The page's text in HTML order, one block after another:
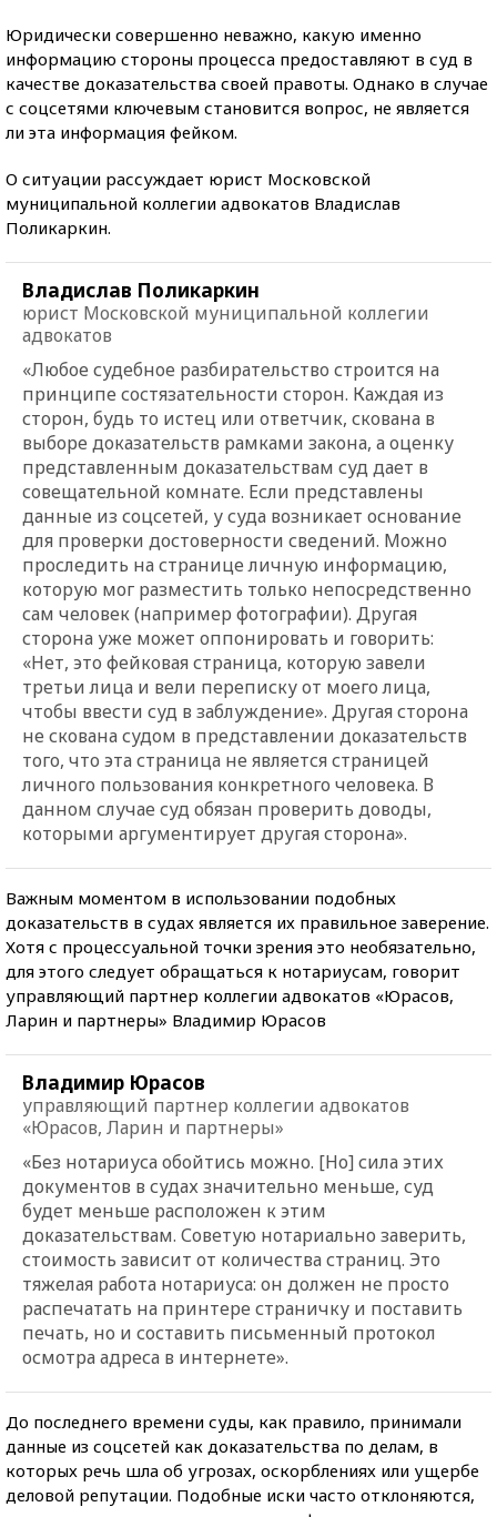
Юридически совершенно неважно, какую именно
информацию стороны процесса предоставляют в суд в
качестве доказательства своей правоты. Однако в случае
с соцсетями ключевым становится вопрос, не является
ли эта информация фейком.
О ситуации рассуждает юрист Московской
муниципальной коллегии адвокатов Владислав
Поликаркин.
Владислав Поликаркин
юрист Московской муниципальной коллегии
адвокатов
«Любое судебное разбирательство строится на
принципе состязательности сторон. Каждая из
сторон, будь то истец или ответчик, скована в
выборе доказательств рамками закона, а оценку
представленным доказательствам суд дает в
совещательной комнате. Если представлены
данные из соцсетей, у суда возникает основание
для проверки достоверности сведений. Можно
проследить на странице личную информацию,
которую мог разместить только непосредственно
сам человек (например фотографии). Другая
сторона уже может оппонировать и говорить:
«Нет, это фейковая страница, которую завели
третьи лица и вели переписку от моего лица,
чтобы ввести суд в заблуждение». Другая сторона
не скована судом в представлении доказательств
того, что эта страница не является страницей
личного пользования конкретного человека. В
данном случае суд обязан проверить доводы,
которыми аргументирует другая сторона».
Важным моментом в использовании подобных
доказательств в судах является их правильное заверение.
Хотя с процессуальной точки зрения это необязательно,
для этого следует обращаться к нотариусам, говорит
управляющий партнер коллегии адвокатов «Юрасов,
Ларин и партнеры» Владимир Юрасов
Владимир Юрасов
управляющий партнер коллегии адвокатов
«Юрасов, Ларин и партнеры»
«Без нотариуса обойтись можно. [Но] сила этих
документов в судах значительно меньше, суд
будет меньше расположен к этим
доказательствам. Советую нотариально заверить,
стоимость зависит от количества страниц. Это
тяжелая работа нотариуса: он должен не просто
распечатать на принтере страничку и поставить
печать, но и составить письменный протокол
осмотра адреса в интернете».
До последнего времени суды, как правило, принимали
данные из соцсетей как доказательства по делам, в
которых речь шла об угрозах, оскорблениях или ущербе
деловой репутации. Подобные иски часто отклоняются,